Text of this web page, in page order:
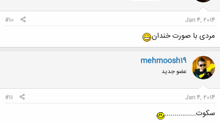
Jan 4, 2014
#10
مردی با صورت خندان
mehrnoosh19
عضو جدید
Jan 4, 2014
#11
سكوت................